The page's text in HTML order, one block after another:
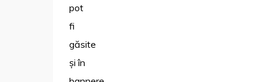
pot
fi
găsite
și în